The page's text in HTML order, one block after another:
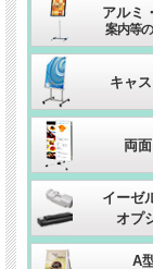
アルミ
案内等
キャ
両
イーゼ
オプ
A